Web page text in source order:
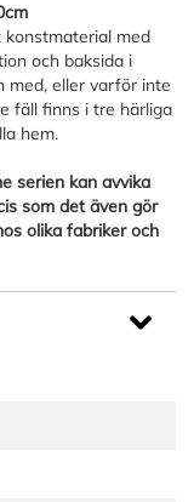
konstmaterial med
och baksida i
eller varför inte
fäll finns i tre härliga
hem.
serien kan avvika
som det även gör
olika fabriker och